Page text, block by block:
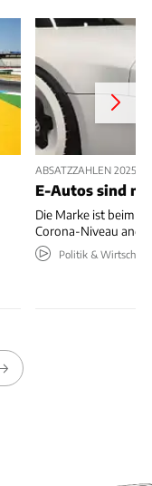
ABSATZZAHLEN 2025 –
E-Autos sind
Die Marke ist beim
Corona-Niveau
Politik & Wirtschaft